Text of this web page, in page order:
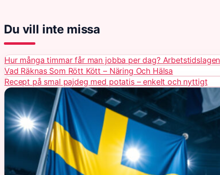
Du vill inte missa
Hur många timmar får man jobba per dag? Arbetstidslagen
Vad Räknas Som Rött Kött – Näring Och Hälsa
Recept på smal pajdeg med potatis – enkelt och nyttigt